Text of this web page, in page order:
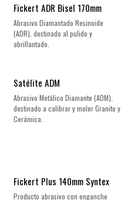
Fickert ADR Bisel 170mm
Abrasivo Diamantado Resinoide
(ADR), destinado al pulido y
abrillantado.
Satélite ADM
Abrasivo Metálico Diamante (ADM),
destinado a calibrar y moler Granito y
Cerámica.
Fickert Plus 140mm Syntex
Producto abrasivo con enganche